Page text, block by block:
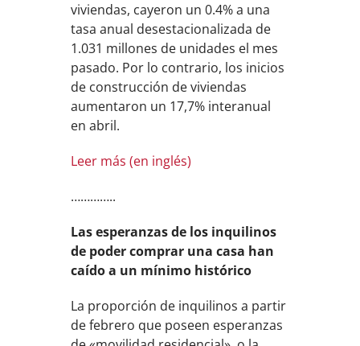
viviendas, cayeron un 0.4% a una
tasa anual desestacionalizada de
1.031 millones de unidades el mes
pasado. Por lo contrario, los inicios
de construcción de viviendas
aumentaron un 17,7% interanual
en abril.
Leer más (en inglés)
…………..
Las esperanzas de los inquilinos
de poder comprar una casa han
caído a un mínimo histórico
La proporción de inquilinos a partir
de febrero que poseen esperanzas